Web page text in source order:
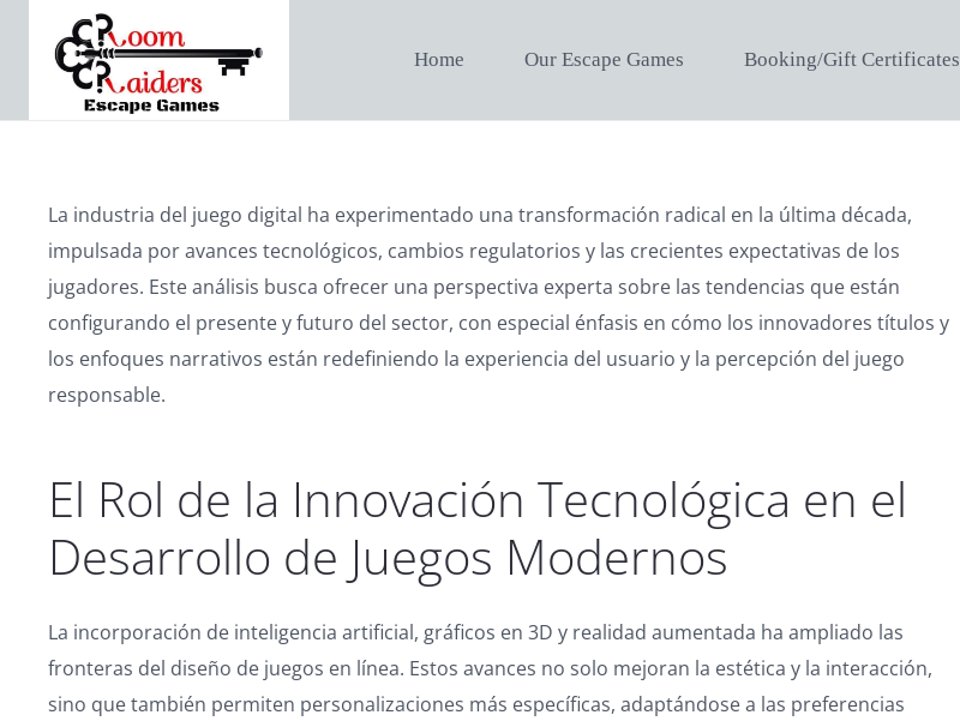
Home Our Escape Games Booking/Gift Certificates
La industria del juego digital ha experimentado una transformación radical en la última década,
impulsada por avances tecnológicos, cambios regulatorios y las crecientes expectativas de los
jugadores. Este análisis busca ofrecer una perspectiva experta sobre las tendencias que están
configurando el presente y futuro del sector, con especial énfasis en cómo los innovadores títulos y
los enfoques narrativos están redefiniendo la experiencia del usuario y la percepción del juego
responsable.
El Rol de la Innovación Tecnológica en el
Desarrollo de Juegos Modernos
La incorporación de inteligencia artificial, gráficos en 3D y realidad aumentada ha ampliado las
fronteras del diseño de juegos en línea. Estos avances no solo mejoran la estética y la interacción,
sino que también permiten personalizaciones más específicas, adaptándose a las preferencias